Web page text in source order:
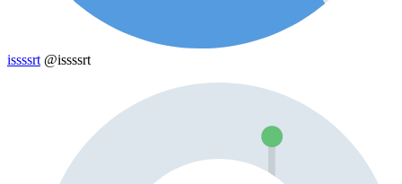
issssrt @issssrt